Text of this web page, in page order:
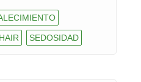
SEDOSIDAD